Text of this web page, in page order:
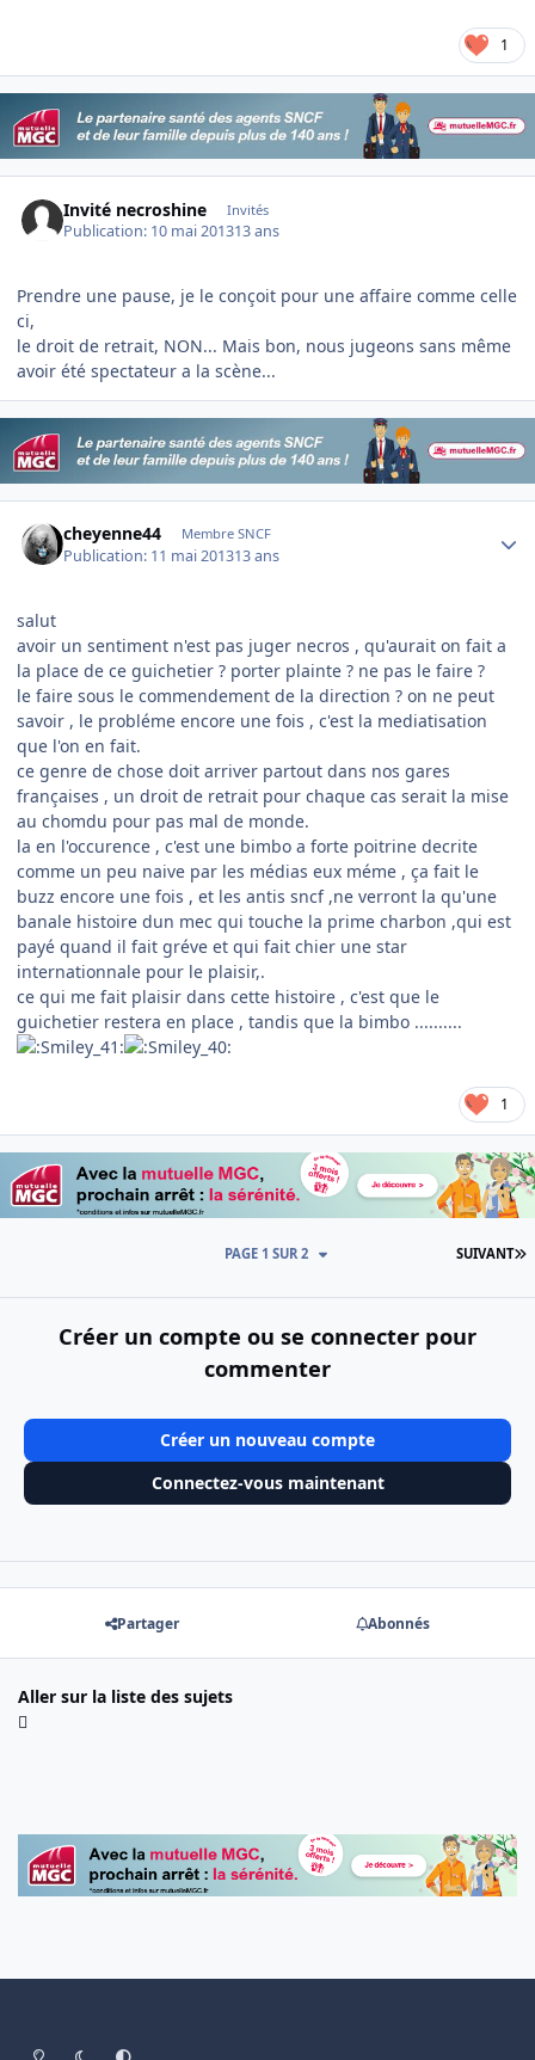
1
Invité necroshine Invités
Publication: 10 mai 201313 ans
Prendre une pause, je le conçoit pour une affaire comme celle
ci,
le droit de retrait, NON... Mais bon, nous jugeons sans même
avoir été spectateur a la scène...
cheyenne44 Membre SNCF
Publication: 11 mai 201313 ans
salut
avoir un sentiment n'est pas juger necros , qu'aurait on fait a
la place de ce guichetier ? porter plainte ? ne pas le faire ?
le faire sous le commendement de la direction ? on ne peut
savoir , le probléme encore une fois , c'est la mediatisation
que l'on en fait.
ce genre de chose doit arriver partout dans nos gares
françaises , un droit de retrait pour chaque cas serait la mise
au chomdu pour pas mal de monde.
la en l'occurence , c'est une bimbo a forte poitrine decrite
comme un peu naive par les médias eux méme , ça fait le
buzz encore une fois , et les antis sncf ,ne verront la qu'une
banale histoire dun mec qui touche la prime charbon ,qui est
payé quand il fait gréve et qui fait chier une star
internationnale pour le plaisir,.
ce qui me fait plaisir dans cette histoire , c'est que le
guichetier restera en place , tandis que la bimbo ..........
1
SUIVANT
PAGE 1 SUR 2
Créer un compte ou se connecter pour
commenter
Créer un nouveau compte
Connectez-vous maintenant
Partager Abonnés
Aller sur la liste des sujets
Light ModeDark ModeSystem Preference